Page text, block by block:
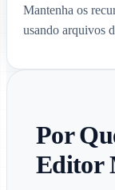
Mantenha os
usando arquivos
Por
Editor